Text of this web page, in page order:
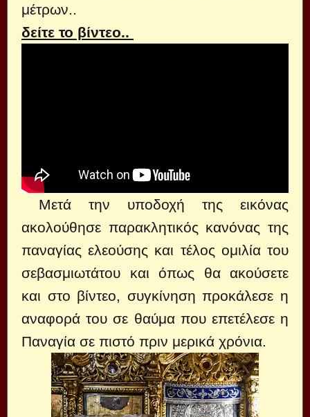
μέτρων..
δείτε το βίντεο..
Μετά την υποδοχή της εικόνας
ακολούθησε παρακλητικός κανόνας της
παναγίας ελεούσης και τέλος ομιλία του
σεβασμιωτάτου και όπως θα ακούσετε
και στο βίντεο, συγκίνηση προκάλεσε η
αναφορά του σε θαύμα που επετέλεσε η
Παναγία σε πιστό πριν μερικά χρόνια.